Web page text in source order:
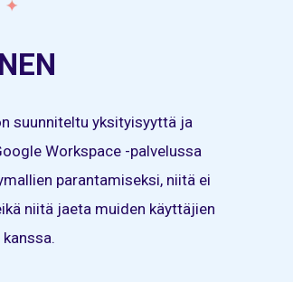
suunniteltu yksityisyyttä ja
Workspace -palvelussa
parantamiseksi, niitä ei
niitä jaeta muiden käyttäjien